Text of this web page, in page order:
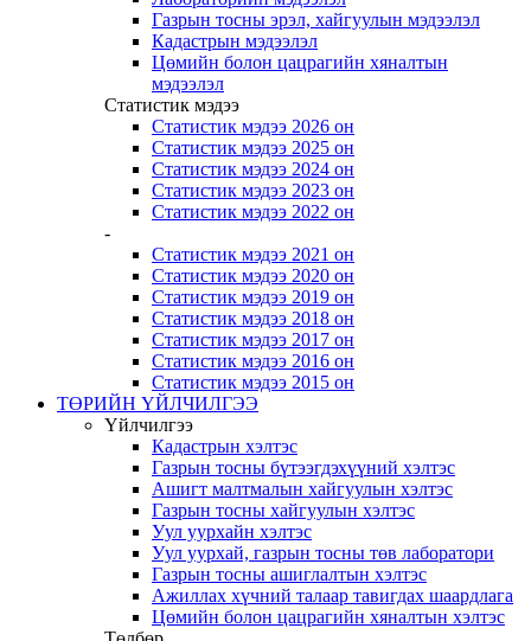
Газрын тосны эрэл, хайгуулын мэдээлэл
Кадастрын мэдээлэл
Цөмийн болон цацрагийн хяналтын
мэдээлэл
Статистик мэдээ
Статистик мэдээ 2026 он
Статистик мэдээ 2025 он
Статистик мэдээ 2024 он
Статистик мэдээ 2023 он
Статистик мэдээ 2022 он
-
Статистик мэдээ 2021 он
Статистик мэдээ 2020 он
Статистик мэдээ 2019 он
Статистик мэдээ 2018 он
Статистик мэдээ 2017 он
Статистик мэдээ 2016 он
Статистик мэдээ 2015 он
ТӨРИЙН ҮЙЛЧИЛГЭЭ
Үйлчилгээ
Кадастрын хэлтэс
Газрын тосны бүтээгдэхүүний хэлтэс
Ашигт малтмалын хайгуулын хэлтэс
Газрын тосны хайгуулын хэлтэс
Уул уурхайн хэлтэс
Уул уурхай, газрын тосны төв лаборатори
Газрын тосны ашиглалтын хэлтэс
Ажиллах хүчний талаар тавигдах шаардлага
Цөмийн болон цацрагийн хяналтын хэлтэс